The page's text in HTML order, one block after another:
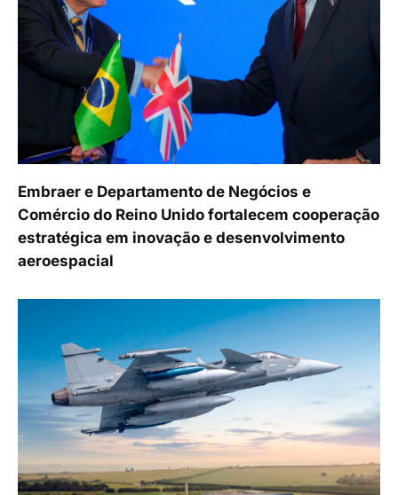
Embraer e Departamento de Negócios e
Comércio do Reino Unido fortalecem cooperação
estratégica em inovação e desenvolvimento
aeroespacial